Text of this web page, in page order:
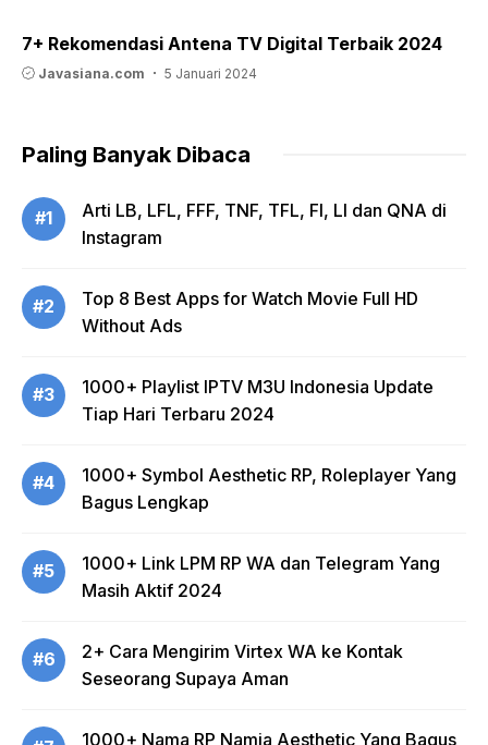
7+ Rekomendasi Antena TV Digital Terbaik 2024
Javasiana.com 5 Januari 2024
Paling Banyak Dibaca
#1
Arti LB, LFL, FFF, TNF, TFL, FI, LI dan QNA di
Instagram
#2
Top 8 Best Apps for Watch Movie Full HD
Without Ads
#3
1000+ Playlist IPTV M3U Indonesia Update
Tiap Hari Terbaru 2024
#4
1000+ Symbol Aesthetic RP, Roleplayer Yang
Bagus Lengkap
#5
1000+ Link LPM RP WA dan Telegram Yang
Masih Aktif 2024
#6
2+ Cara Mengirim Virtex WA ke Kontak
Seseorang Supaya Aman
1000+ Nama RP Namja Aesthetic Yang Bagus